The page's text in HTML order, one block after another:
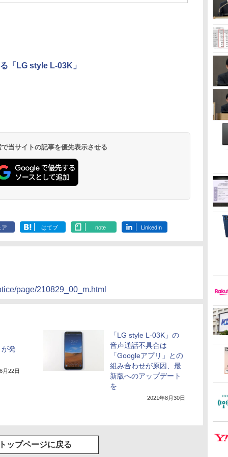
「LG style L-03K」
当サイトの記事を優先表示させる
ア はてブ note LinkedIn
page/210829_00_m.html
発
月22日
「LG style L-03K」の
音声通話不具合は
「Googleアプリ」との
組み合わせが原因、最
新版へのアップデート
を
2021年8月30日
ップページに戻る